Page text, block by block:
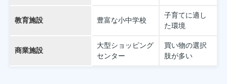
教育施設 豊富な小中学校
子育てに適し
た環境
商業施設
大型ショッピング
センター
買い物の選択
肢が多い